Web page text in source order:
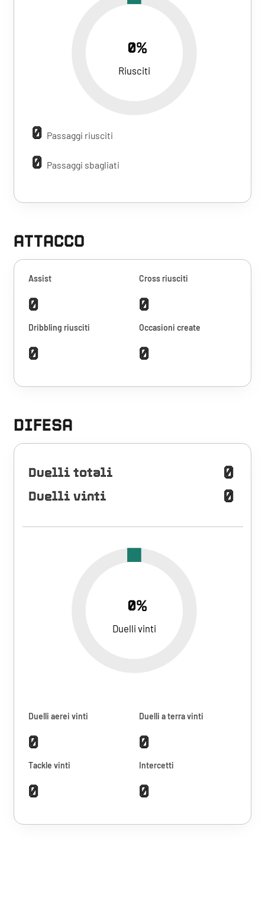
0%
Riusciti
0 Passaggi riusciti
0 Passaggi sbagliati
ATTACCO
Assist
0
Cross riusciti
0
Dribbling riusciti
0
Occasioni create
0
DIFESA
Duelli totali 0
Duelli vinti 0
0%
Duelli vinti
Duelli aerei vinti
0
Duelli a terra vinti
0
Tackle vinti
0
Intercetti
0